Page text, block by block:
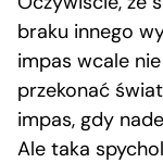
braku innego
impas wcale
przekonać
impas, gdy
Ale taka